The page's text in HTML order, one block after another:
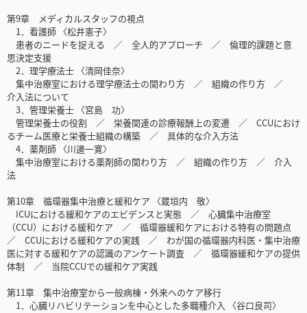
第9章 メディカルスタッフの視点
1．看護師 〈松井憲子〉
患者のニードを捉える ／ 全人的アプローチ ／ 倫理的課題と意
思決定支援
2．理学療法士 〈清岡佳奈〉
集中治療室における理学療法士の関わり方 ／ 組織の作り方 ／
介入法について
3．管理栄養士 〈宮島 功〉
管理栄養士の役割 ／ 栄養関連の診療報酬上の変遷 ／ CCUにおけ
るチーム医療と栄養士組織の構築 ／ 具体的な介入方法
4．薬剤師 〈川邊一寛〉
集中治療室における薬剤師の関わり方 ／ 組織の作り方 ／ 介入
法
第10章 循環器集中治療と緩和ケア 〈蔵垣内 敬〉
ICUにおける緩和ケアのエビデンスと実態 ／ 心臓集中治療室
（CCU）における緩和ケア ／ 循環器緩和ケアにおける特有の問題点
／ CCUにおける緩和ケアの実践 ／ わが国の循環器内科医・集中治療
医に対する緩和ケアの認識のアンケート調査 ／ 循環器緩和ケアの提供
体制 ／ 当院CCUでの緩和ケア実践
第11章 集中治療室から一般病棟・外来へのケア移行
1．心臓リハビリテーションを中心とした多職種介入 〈谷口良司〉